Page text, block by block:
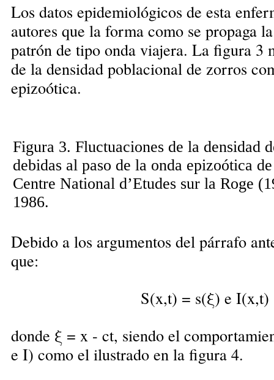
Los datos epidemiológicos de esta
autores que la forma como se propaga
patrón de tipo onda viajera. La figura 3
de la densidad poblacional de zorros
epizoótica.
Figura 3. Fluctuaciones de la densidad
debidas al paso de la onda epizoótica
Centre National d’Etudes sur la Roge
1986.
Debido a los argumentos del párrafo
que:
S(x,t) = s(ξ) e
donde ξ = x - ct, siendo el
e I) como el ilustrado en la figura 4.